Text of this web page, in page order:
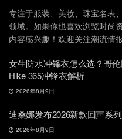
专注于服装、美妆、珠宝名表
领域。如果你也喜欢浏览时尚
内容感兴趣！欢迎关注潮流情
女生防水冲锋衣怎么选？哥
Hike 365冲锋衣解析
2026年8月9日
迪桑娜发布2026新款回声系
2026年8月9日